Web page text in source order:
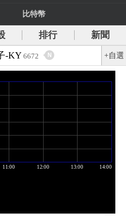
比特幣
排行
新聞
-KY6672 N +自選